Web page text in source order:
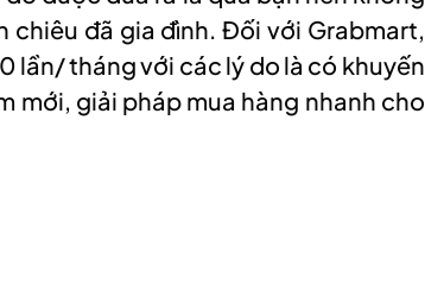
chiêu đã gia đình. Đối với Grabmart,
lần/ tháng với các lý do là có khuyến
mới, giải pháp mua hàng nhanh cho